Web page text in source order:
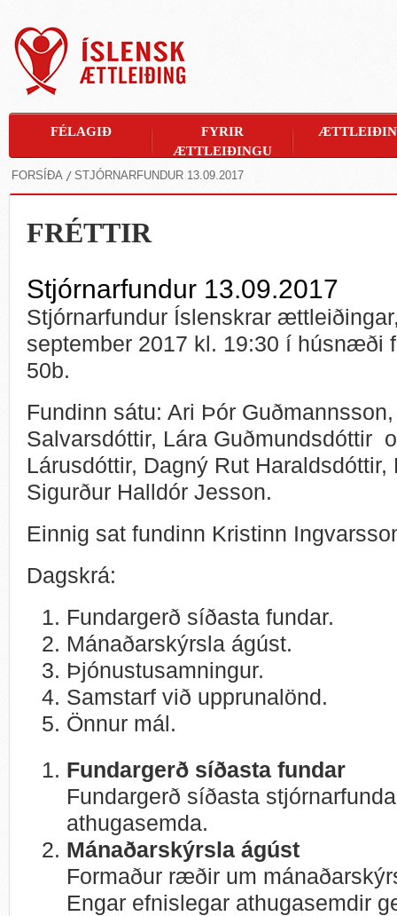
FORSÍÐA STJÓRNARFUNDUR 13.09.2017
FRÉTTIR
Stjórnarfundur 13.09.2017
Stjórnarfundur Íslenskrar
september 2017 kl. 19:30 í húsnæði
50b.
Fundinn sátu: Ari Þór
Salvarsdóttir, Lára Guðmundsdóttir
Lárusdóttir, Dagný Rut
Sigurður Halldór Jesson.
Einnig sat fundinn Kristinn
Dagskrá:
Fundargerð síðasta fundar.
Mánaðarskýrsla ágúst.
Þjónustusamningur.
Samstarf við upprunalönd.
Önnur mál.
Fundargerð síðasta fundar
Fundargerð síðasta
athugasemda.
Mánaðarskýrsla ágúst
Formaður ræðir um
Engar efnislegar athugasemdir
FÉLAGIÐ
FYRIR
ÆTTLEIÐINGU